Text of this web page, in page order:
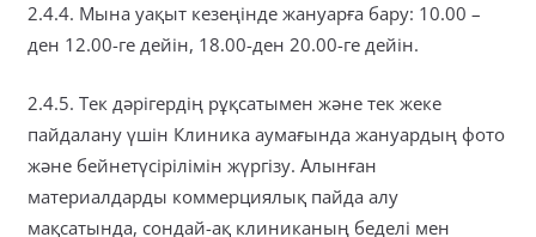
2.4.4. Мына уақыт кезеңінде жануарға бару: 10.00 –
ден 12.00-ге дейін, 18.00-ден 20.00-ге дейін.
2.4.5. Тек дәрігердің рұқсатымен және тек жеке
пайдалану үшін Клиника аумағында жануардың фото
және бейнетүсірілімін жүргізу. Алынған
материалдарды коммерциялық пайда алу
мақсатында, сондай-ақ клиниканың беделі мен